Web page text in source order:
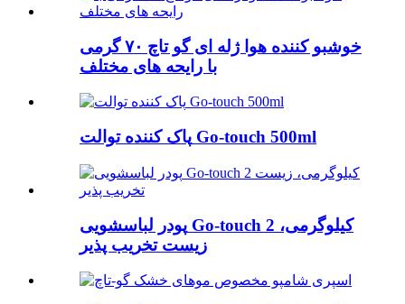
خوشبو کننده هوا ژله ای گو تاچ ۷۰ گرمی
با رایحه های مختلف
پاک کننده توالت Go-touch 500ml
پودر لباسشویی Go-touch 2 کیلوگرمی،
زیست تخریب پذیر